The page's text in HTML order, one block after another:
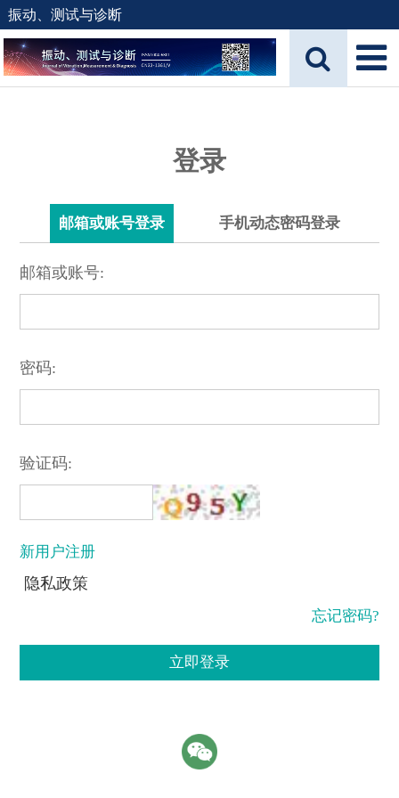
振动、测试与诊断
登录
邮箱或账号登录 手机动态密码登录
邮箱或账号:
密码:
验证码:
新用户注册
隐私政策
忘记密码?
立即登录